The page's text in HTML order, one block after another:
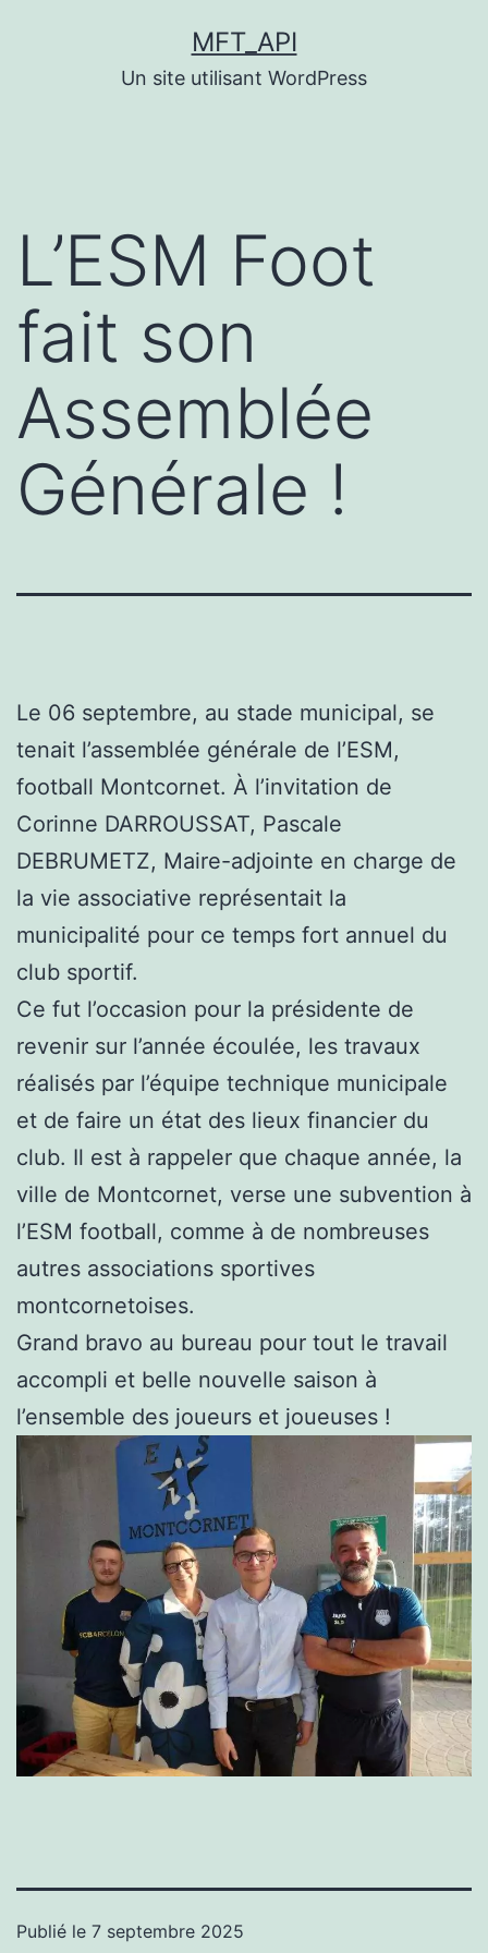
MFT_API
Un site utilisant WordPress
L’ESM Foot
fait son
Assemblée
Générale !
Le 06 septembre, au stade municipal, se
tenait l’assemblée générale de l’ESM,
football Montcornet. À l’invitation de
Corinne DARROUSSAT, Pascale
DEBRUMETZ, Maire-adjointe en charge de
la vie associative représentait la
municipalité pour ce temps fort annuel du
club sportif.
Ce fut l’occasion pour la présidente de
revenir sur l’année écoulée, les travaux
réalisés par l’équipe technique municipale
et de faire un état des lieux financier du
club. Il est à rappeler que chaque année, la
ville de Montcornet, verse une subvention à
l’ESM football, comme à de nombreuses
autres associations sportives
montcornetoises.
Grand bravo au bureau pour tout le travail
accompli et belle nouvelle saison à
l’ensemble des joueurs et joueuses !
Publié le 7 septembre 2025